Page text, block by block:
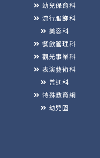
幼兒保育科
流行服飾科
美容科
餐飲管理科
觀光事業科
表演藝術科
普通科
特殊教育網
幼兒園